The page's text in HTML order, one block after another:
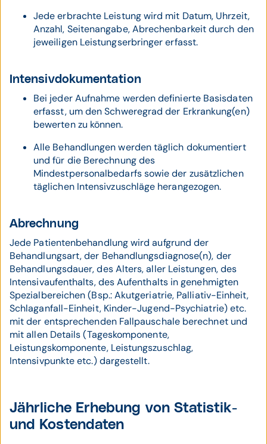
Jede erbrachte Leistung wird mit Datum, Uhrzeit,
Anzahl, Seitenangabe, Abrechenbarkeit durch den
jeweiligen Leistungserbringer erfasst.
Intensivdokumentation
Bei jeder Aufnahme werden definierte Basisdaten
erfasst, um den Schweregrad der Erkrankung(en)
bewerten zu können.
Alle Behandlungen werden täglich dokumentiert
und für die Berechnung des
Mindestpersonalbedarfs sowie der zusätzlichen
täglichen Intensivzuschläge herangezogen.
Abrechnung
Jede Patientenbehandlung wird aufgrund der
Behandlungsart, der Behandlungsdiagnose(n), der
Behandlungsdauer, des Alters, aller Leistungen, des
Intensivaufenthalts, des Aufenthalts in genehmigten
Spezialbereichen (Bsp.: Akutgeriatrie, Palliativ-Einheit,
Schlaganfall-Einheit, Kinder-Jugend-Psychiatrie) etc.
mit der entsprechenden Fallpauschale berechnet und
mit allen Details (Tageskomponente,
Leistungskomponente, Leistungszuschlag,
Intensivpunkte etc.) dargestellt.
Jährliche Erhebung von Statistik-
und Kostendaten